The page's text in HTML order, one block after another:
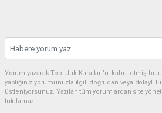
Yorum yazarak Topluluk Kuralları’nı kabul etmiş
yaptığınız yorumunuzla ilgili doğrudan veya dolaylı
üstleniyorsunuz. Yazılan tüm yorumlardan site
tutulamaz.